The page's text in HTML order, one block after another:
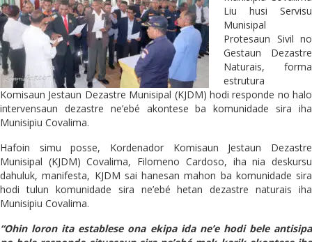
Liu husi Servisu
Munisipal
Protesaun Sivil no
Gestaun Dezastre
Naturais, forma
estrutura
Komisaun Jestaun Dezastre Munisipal (KJDM) hodi responde no halo
intervensaun dezastre ne’ebé akontese ba komunidade sira iha
Munisipiu Covalima.
Hafoin simu posse, Kordenador Komisaun Jestaun Dezastre
Munisipal (KJDM) Covalima, Filomeno Cardoso, iha nia deskursu
dahuluk, manifesta, KJDM sai hanesan mahon ba komunidade sira
hodi tulun komunidade sira ne’ebé hetan dezastre naturais iha
Munisipiu Covalima.
“Ohin loron ita establese ona ekipa ida ne’e hodi bele antisipa